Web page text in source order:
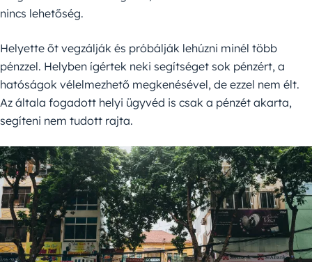
nincs lehetőség.
Helyette őt vegzálják és próbálják lehúzni minél több
pénzzel. Helyben ígértek neki segítséget sok pénzért, a
hatóságok vélelmezhető megkenésével, de ezzel nem élt.
Az általa fogadott helyi ügyvéd is csak a pénzét akarta,
segíteni nem tudott rajta.